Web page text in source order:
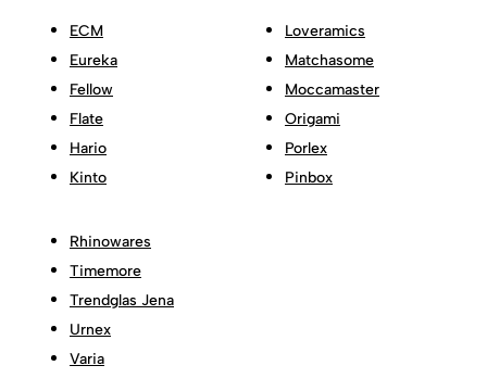
ECM
Eureka
Fellow
Flate
Hario
Kinto
Loveramics
Matchasome
Moccamaster
Origami
Porlex
Pinbox
Rhinowares
Timemore
Trendglas Jena
Urnex
Varia